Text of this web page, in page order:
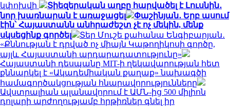
կփոխվի
Տիեզերական աղբը հարվածել է Լուսնին․
նոր խառնարան է առաջացել
Փաշինյան․ Երբ ասում
էին՝ Հայաստանն անհրաժեշտ չէ ոչ մեկին, մենք
սկսեցինք գործել
Տեր Մուշե քահանա Ենգիբարյան․
«Քննության է դրված ոչ միայն Կաթողիկոսի գործը,
այլև Հայաստանի արդարադատությունը»
Հայաստանի դեսպանը MIT-ի ղեկավարության հետ
քննարկել է «Ակադեմիական քաղաք» նախագծի
համագործակցության հնարավորությունները
Ավստրալիան պլանավորում է ԱՄՆ-ից 500 միլիոն
դոլարի արժողությամբ հրթիռներ գնել իր